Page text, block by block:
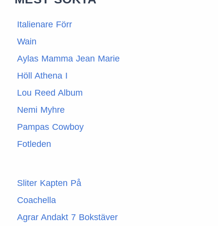
Italienare Förr
Wain
Aylas Mamma Jean Marie
Höll Athena I
Lou Reed Album
Nemi Myhre
Pampas Cowboy
Fotleden
Sliter Kapten På
Coachella
Agrar Andakt 7 Bokstäver